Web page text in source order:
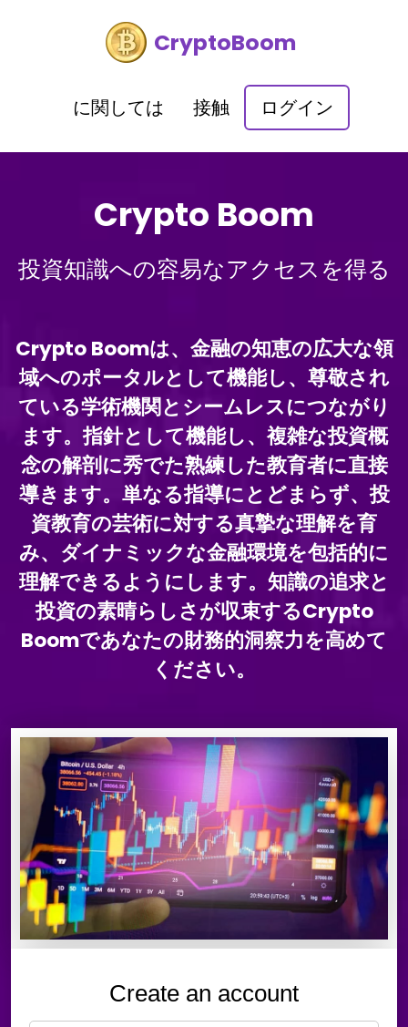
CryptoBoom
に関しては 接触 ログイン
Crypto Boom
投資知識への容易なアクセスを得る
Crypto Boomは、金融の知恵の広大な領
域へのポータルとして機能し、尊敬され
ている学術機関とシームレスにつながり
ます。指針として機能し、複雑な投資概
念の解剖に秀でた熟練した教育者に直接
導きます。単なる指導にとどまらず、投
資教育の芸術に対する真摯な理解を育
み、ダイナミックな金融環境を包括的に
理解できるようにします。知識の追求と
投資の素晴らしさが収束するCrypto
Boomであなたの財務的洞察力を高めて
ください。